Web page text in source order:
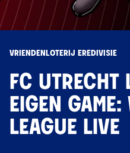
VRIENDENLOTERIJ EREDIVISIE
FC UTRECHT
EIGEN GAME:
LEAGUE LIVE